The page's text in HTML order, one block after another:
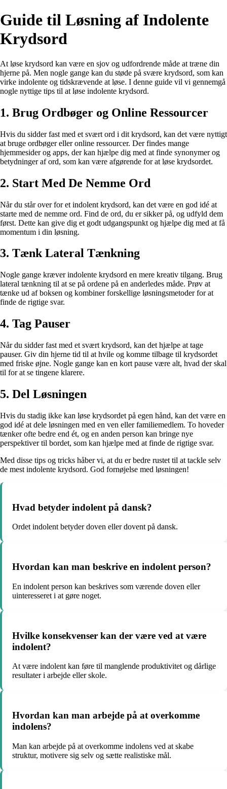
Guide til Løsning af Indolente
Krydsord
At løse krydsord kan være en sjov og udfordrende måde at træne din
hjerne på. Men nogle gange kan du støde på svære krydsord, som kan
virke indolente og tidskrævende at løse. I denne guide vil vi gennemgå
nogle nyttige tips til at løse indolente krydsord.
1. Brug Ordbøger og Online Ressourcer
Hvis du sidder fast med et svært ord i dit krydsord, kan det være nyttigt
at bruge ordbøger eller online ressourcer. Der findes mange
hjemmesider og apps, der kan hjælpe dig med at finde synonymer og
betydninger af ord, som kan være afgørende for at løse krydsordet.
2. Start Med De Nemme Ord
Når du står over for et indolent krydsord, kan det være en god idé at
starte med de nemme ord. Find de ord, du er sikker på, og udfyld dem
først. Dette kan give dig et godt udgangspunkt og hjælpe dig med at få
momentum i din løsning.
3. Tænk Lateral Tænkning
Nogle gange kræver indolente krydsord en mere kreativ tilgang. Brug
lateral tænkning til at se på ordene på en anderledes måde. Prøv at
tænke ud af boksen og kombiner forskellige løsningsmetoder for at
finde de rigtige svar.
4. Tag Pauser
Når du sidder fast med et svært krydsord, kan det hjælpe at tage
pauser. Giv din hjerne tid til at hvile og komme tilbage til krydsordet
med friske øjne. Nogle gange kan en kort pause være alt, hvad der skal
til for at se tingene klarere.
5. Del Løsningen
Hvis du stadig ikke kan løse krydsordet på egen hånd, kan det være en
god idé at dele løsningen med en ven eller familiemedlem. To hoveder
tænker ofte bedre end ét, og en anden person kan bringe nye
perspektiver til bordet, som kan hjælpe med at finde de rigtige svar.
Med disse tips og tricks håber vi, at du er bedre rustet til at tackle selv
de mest indolente krydsord. God fornøjelse med løsningen!
Hvad betyder indolent på dansk?
Ordet indolent betyder doven eller dovent på dansk.
Hvordan kan man beskrive en indolent person?
En indolent person kan beskrives som værende doven eller
uinteresseret i at gøre noget.
Hvilke konsekvenser kan der være ved at være
indolent?
At være indolent kan føre til manglende produktivitet og dårlige
resultater i arbejde eller skole.
Hvordan kan man arbejde på at overkomme
indolens?
Man kan arbejde på at overkomme indolens ved at skabe
struktur, motivere sig selv og sætte realistiske mål.